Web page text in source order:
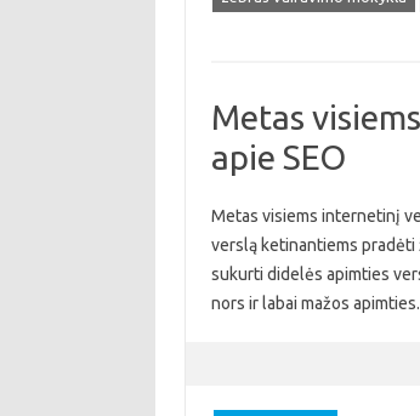
Metas
apie SEO
Metas visiems internetinį
verslą ketinantiems pradėti
sukurti didelės apimties
nors ir labai mažos